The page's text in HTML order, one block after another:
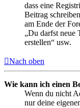
dass eine
Beitrag
am Ende der
„Du darfst neue
erstellen“ usw.
Nach oben
Wie kann ich einen
Wenn du nicht
nur deine